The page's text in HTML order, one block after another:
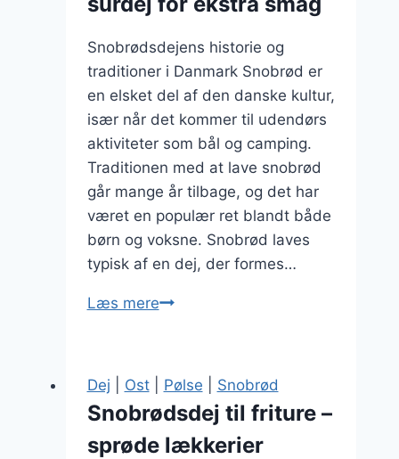
Snobrødsdejens historie og
traditioner i Danmark Snobrød er
en elsket del af den danske kultur,
især når det kommer til udendørs
aktiviteter som bål og camping.
Traditionen med at lave snobrød
går mange år tilbage, og det har
været en populær ret blandt både
børn og voksne. Snobrød laves
typisk af en dej, der formes…
Læs mereSnobrødsdej
ekstra
smag
Dej Ost| Pølse Snobrød
Snobrødsdej til friture –
sprøde lækkerier